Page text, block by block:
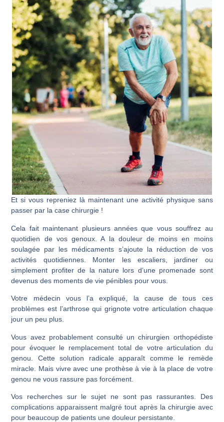
Et si vous repreniez là maintenant une activité physique sans
passer par la case chirurgie !
Cela fait maintenant plusieurs années que vous souffrez au
quotidien de vos genoux. A la douleur de moins en moins
soulagée par les médicaments s’ajoute la réduction de vos
activités quotidiennes. Monter les escaliers, jardiner ou
simplement profiter de la nature lors d’une promenade sont
devenus des moments de vie pénibles pour vous.
Votre médecin vous l’a expliqué, la cause de tous ces
problèmes est l’arthrose qui grignote votre articulation chaque
jour un peu plus.
Vous avez probablement consulté un chirurgien orthopédiste
pour évoquer le remplacement total de votre articulation du
genou. Cette solution radicale apparaît comme le remède
miracle. Mais vivre avec une prothèse à vie à la place de votre
genou ne vous rassure pas forcément.
Vos recherches sur le sujet ne sont pas rassurantes. Des
complications apparaissent malgré tout après la chirurgie avec
pour beaucoup de patients une douleur persistante.